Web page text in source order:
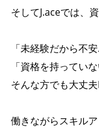
そしてJ.aceでは、
「未経験だから不安
「資格を持ってい
そんな方でも大丈夫
働きながらスキル